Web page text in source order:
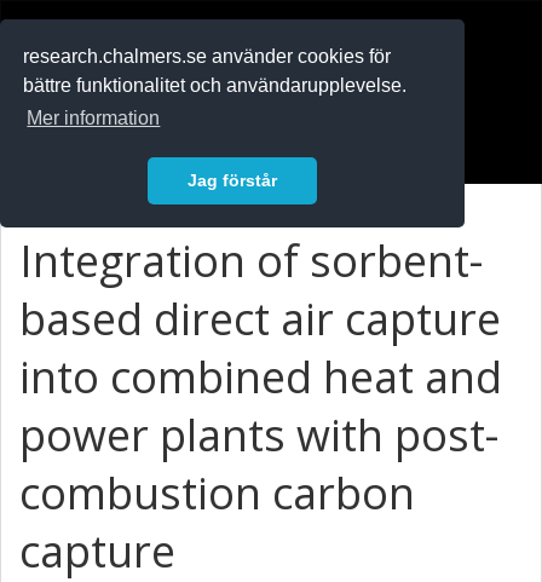
research.chalmers.se använder cookies för
bättre funktionalitet och användarupplevelse.
Mer information
Jag förstår
Integration of sorbent-
based direct air capture
into combined heat and
power plants with post-
combustion carbon
capture